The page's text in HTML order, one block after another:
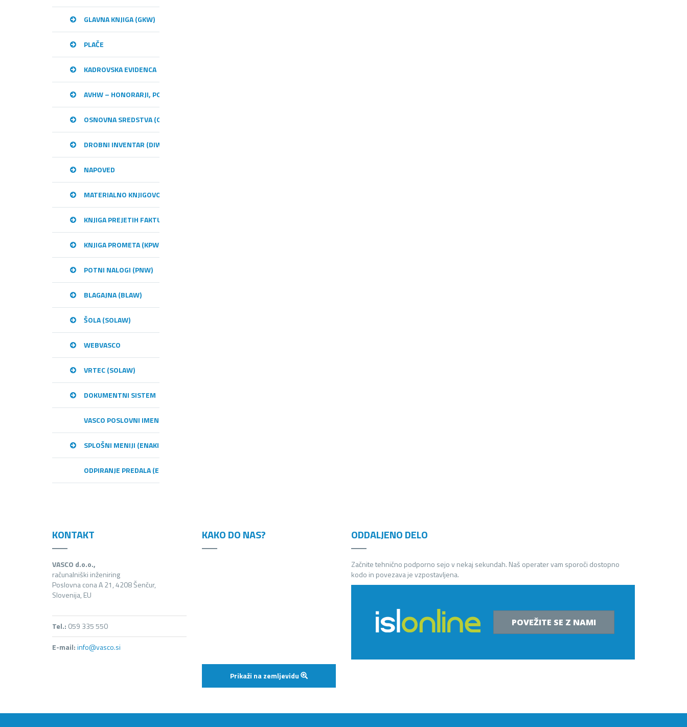
GLAVNA KNJIGA (GKW)
PLAČE
KADROVSKA EVIDENCA
AVHW – HONORARJI, PODJEMNE POGODBE, NAJEMNINE,…
OSNOVNA SREDSTVA (OSW)
DROBNI INVENTAR (DIW)
NAPOVED
MATERIALNO KNJIGOVODSTVO (MKW)
KNJIGA PREJETIH FAKTUR (KPFW)
KNJIGA PROMETA (KPW)
POTNI NALOGI (PNW)
BLAGAJNA (BLAW)
ŠOLA (SOLAW)
WEBVASCO
VRTEC (SOLAW)
DOKUMENTNI SISTEM
VASCO POSLOVNI IMENIK – VPI
SPLOŠNI MENIJI (ENAKI MED PROGRAMI)
ODPIRANJE PREDALA (E-RAČUNI)
KONTAKT
VASCO d.o.o.,
računalniški inženiring
Poslovna cona A 21, 4208 Šenčur,
Slovenija, EU
Tel.: 059 335 550
E-mail:info@vasco.si
KAKO DO NAS?
Prikaži na zemljevidu
ODDALJENO DELO
Začnite tehnično podporno sejo v nekaj sekundah. Naš operater vam sporoči dostopno
kodo in povezava je vzpostavljena.
POVEŽITE SE Z NAMI